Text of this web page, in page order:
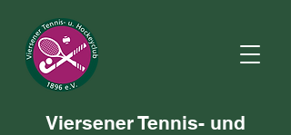
Viersener Tennis- und